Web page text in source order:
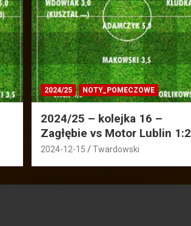
2024/25 NOTY_POMECZOWE
2024/25 – kolejka 16 –
Zagłębie vs Motor Lublin 1:2
2024-12-15 Twardowski